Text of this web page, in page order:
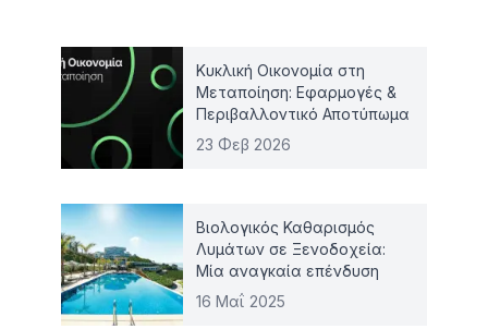
Κυκλική Οικονομία στη
Μεταποίηση: Εφαρμογές &
Περιβαλλοντικό Αποτύπωμα
23 Φεβ 2026
Βιολογικός Καθαρισμός
Λυμάτων σε Ξενοδοχεία:
Μία αναγκαία επένδυση
16 Μαΐ 2025